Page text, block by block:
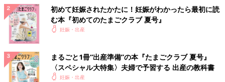
初めて妊娠されたかたに！妊娠がわかったら最初に読
む本『初めてのたまごクラブ 夏号』
妊娠・出産
まるごと1冊“出産準備”の本『たまごクラブ 夏号』
〈スペシャル大特集〉夫婦で予習する 出産の教科書
妊娠・出産